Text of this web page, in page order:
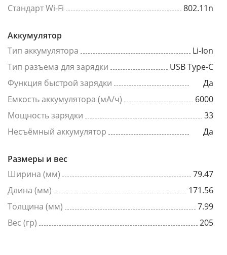
Стандарт Wi-Fi
802.11n
Аккумулятор
Тип аккумулятора
Li-Ion
Тип разъема для зарядки
USB Type-C
Функция быстрой зарядки
Да
Емкость аккумулятора (мА/ч)
6000
Мощность зарядки
33
Несъёмный аккумулятор
Да
Размеры и вес
Ширина (мм)
79.47
Длина (мм)
171.56
Толщина (мм)
7.99
Вес (гр)
205